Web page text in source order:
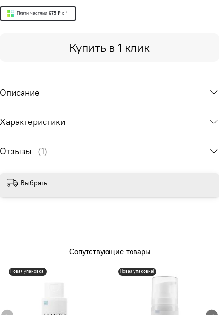
Плати частями 675 ₽ x 4
Купить в 1 клик
Описание
Характеристики
Отзывы (1)
Выбрать
Сопутствующие товары
Новая упаковка! Новая упаковка!